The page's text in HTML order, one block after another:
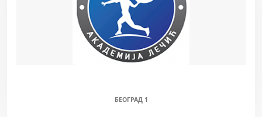
БЕОГРАД 1